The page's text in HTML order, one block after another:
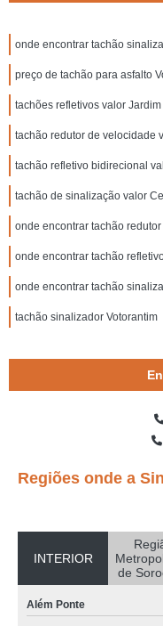
onde encontrar tachão
preço de tachão para asfalto
tachões refletivos valor
tachão redutor de velocidade
tachão refletivo bidirecional
tachão de sinalização valor
onde encontrar tachão
onde encontrar tachão
onde encontrar tachão
tachão sinalizador Votorantim
Regiões onde a
INTERIOR
de
Além Ponte